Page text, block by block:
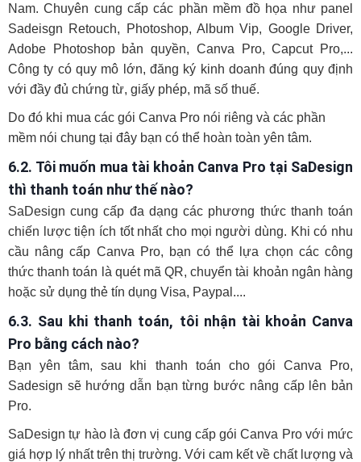
Nam. Chuyên cung cấp các phần mềm đồ họa như panel
Sadeisgn Retouch, Photoshop, Album Vip, Google Driver,
Adobe Photoshop bản quyền, Canva Pro, Capcut Pro,...
Công ty có quy mô lớn, đăng ký kinh doanh đúng quy định
với đầy đủ chứng từ, giấy phép, mã số thuế.
Do đó khi mua các gói Canva Pro nói riêng và các phần
mềm nói chung tại đây bạn có thể hoàn toàn yên tâm.
6.2. Tôi muốn mua tài khoản Canva Pro tại SaDesign
thì thanh toán như thế nào?
SaDesign cung cấp đa dạng các phương thức thanh toán
chiến lược tiện ích tốt nhất cho mọi người dùng. Khi có nhu
cầu nâng cấp Canva Pro, bạn có thể lựa chọn các công
thức thanh toán là quét mã QR, chuyển tài khoản ngân hàng
hoặc sử dụng thẻ tín dụng Visa, Paypal....
6.3. Sau khi thanh toán, tôi nhận tài khoản Canva
Pro bằng cách nào?
Bạn yên tâm, sau khi thanh toán cho gói Canva Pro,
Sadesign sẽ hướng dẫn bạn từng bước nâng cấp lên bản
Pro.
SaDesign tự hào là đơn vị cung cấp gói Canva Pro với mức
giá hợp lý nhất trên thị trường. Với cam kết về chất lượng và